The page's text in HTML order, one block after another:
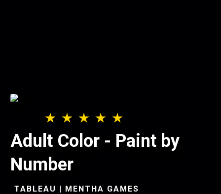
Adult Color - Paint by
Number
TABLEAU | MENTHA GAMES